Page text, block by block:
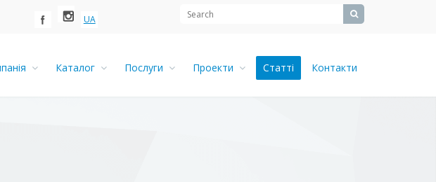
UA
Каталог Послуги Проекти Статті Контакти